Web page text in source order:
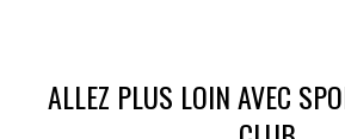
ALLEZ PLUS LOIN AVEC